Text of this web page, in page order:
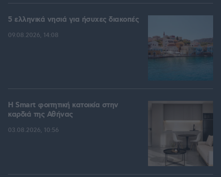
5 ελληνικά νησιά για ήσυχες διακοπές
09.08.2026, 14:08
Η Smart φοιτητική κατοικία στην
καρδιά της Αθήνας
03.08.2026, 10:56